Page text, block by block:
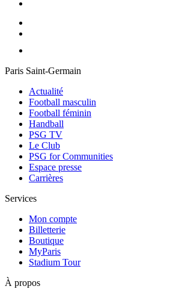
Paris Saint-Germain
Actualité
Football masculin
Football féminin
Handball
PSG TV
Le Club
PSG for Communities
Espace presse
Carrières
Services
Mon compte
Billetterie
Boutique
MyParis
Stadium Tour
À propos